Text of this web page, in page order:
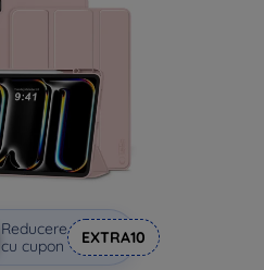
Reducere
cu cupon
EXTRA10